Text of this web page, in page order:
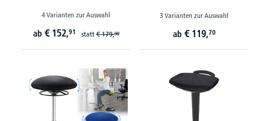
4 Varianten zur Auswahl
ab € 152,91 statt€ 179,90
3 Varianten zur Auswahl
ab € 119,70